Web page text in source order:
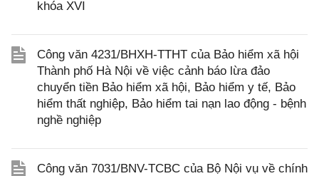
khóa XVI
Công văn 4231/BHXH-TTHT của Bảo hiểm xã hội
Thành phố Hà Nội về việc cảnh báo lừa đảo
chuyển tiền Bảo hiểm xã hội, Bảo hiểm y tế, Bảo
hiểm thất nghiệp, Bảo hiểm tai nạn lao động - bệnh
nghề nghiệp
Công văn 7031/BNV-TCBC của Bộ Nội vụ về chính